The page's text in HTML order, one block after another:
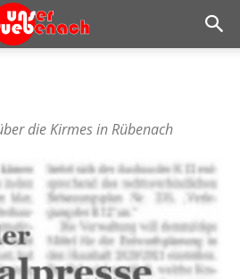
die Kirmes in Rübenach